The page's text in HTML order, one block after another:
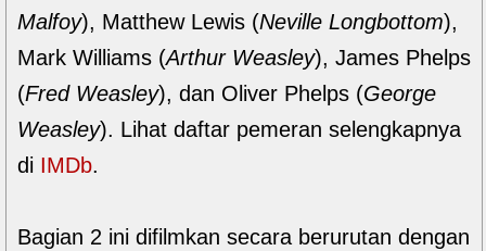
Malfoy), Matthew Lewis (Neville Longbottom),
Mark Williams (Arthur Weasley), James Phelps
(Fred Weasley), dan Oliver Phelps (George
Weasley). Lihat daftar pemeran selengkapnya
di IMDb.
Bagian 2 ini difilmkan secara berurutan dengan